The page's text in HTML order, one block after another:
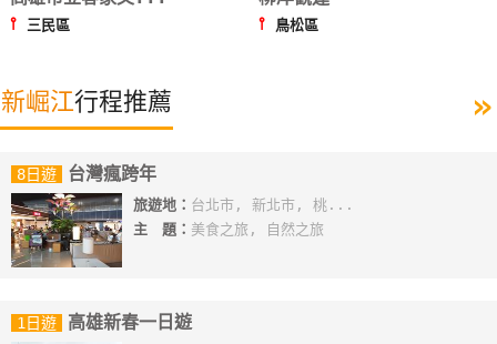
⫯ 三民區 ⫯ 鳥松區
新崛江行程推薦 »
8日遊 台灣瘋跨年
旅遊地： 台北市, 新北市, 桃...
主 題： 美食之旅, 自然之旅
1日遊 高雄新春一日遊